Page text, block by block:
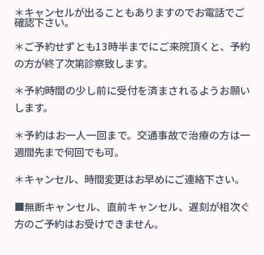
＊キャンセルが出ることもありますのでお電話でご
確認下さい。
＊ご予約せずとも13時半までにご来院頂くと、予約
の方が終了次第診察致します。
＊予約時間の少し前に受付を済まされるようお願い
します。
＊予約はお一人一回まで。交通事故で治療の方は一
週間先まで何回でも可。
＊キャンセル、時間変更はお早めにご連絡下さい。
■無断キャンセル、直前キャンセル、遅刻が相次ぐ
方のご予約はお受けできません。